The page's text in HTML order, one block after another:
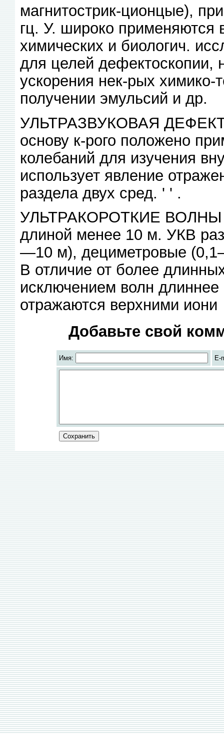
магнитострик-ционцые),
гц. У. широко применяются
химических и биологич.
для целей дефектоскопии,
ускорения нек-рых химико-
получении эмульсий и др.
УЛЬТРАЗВУКОВАЯ
основу к-рого положено
колебаний для изучения
использует явление
раздела двух сред. ' ' .
УЛЬТРАКОРОТКИЕ ВОЛНЫ
длиной менее 10 м. УКВ
—10 м), дециметровые
В отличие от более
исключением волн
отражаются верхними иони
Добавьте свой
Имя: E-